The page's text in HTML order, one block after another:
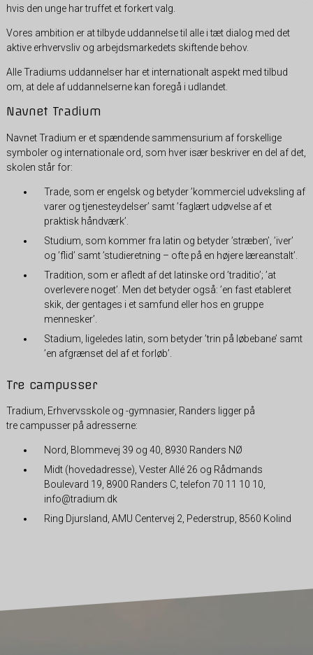
hvis den unge har truffet et forkert valg.
Vores ambition er at tilbyde uddannelse til alle i tæt dialog med det
aktive erhvervsliv og arbejdsmarkedets skiftende behov.
Alle Tradiums uddannelser har et internationalt aspekt med tilbud
om, at dele af uddannelserne kan foregå i udlandet.
Navnet Tradium
Navnet Tradium er et spændende sammensurium af forskellige
symboler og internationale ord, som hver især beskriver en del af det,
skolen står for:
Trade, som er engelsk og betyder ’kommerciel udveksling af
varer og tjenesteydelser’ samt ’faglært udøvelse af et
praktisk håndværk’.
Studium, som kommer fra latin og betyder ’stræben’, ’iver’
og ’flid’ samt ’studieretning – ofte på en højere læreanstalt’.
Tradition, som er afledt af det latinske ord ’traditio’; ’at
overlevere noget’. Men det betyder også: ’en fast etableret
skik, der gentages i et samfund eller hos en gruppe
mennesker’.
Stadium, ligeledes latin, som betyder ’trin på løbebane’ samt
’en afgrænset del af et forløb’.
Tre campusser
Tradium, Erhvervsskole og -gymnasier, Randers ligger på
tre campusser på adresserne:
Nord, Blommevej 39 og 40, 8930 Randers NØ
Midt (hovedadresse), Vester Allé 26 og Rådmands
Boulevard 19, 8900 Randers C, telefon 70 11 10 10,
info@tradium.dk
Ring Djursland, AMU Centervej 2, Pederstrup, 8560 Kolind